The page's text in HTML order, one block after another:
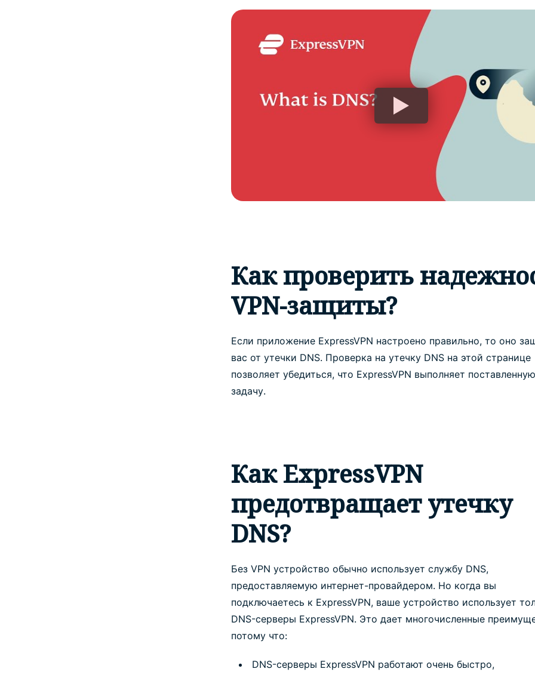
Как проверить
VPN-защиты?
Если приложение ExpressVPN настроено правильно, то оно
вас от утечки DNS. Проверка на утечку DNS на этой странице
позволяет убедиться, что ExpressVPN выполняет поставленную
задачу.
Как ExpressVPN
предотвращает утечку
DNS?
Без VPN устройство обычно использует службу DNS,
предоставляемую интернет-провайдером. Но когда вы
подключаетесь к ExpressVPN, ваше устройство использует
DNS-серверы ExpressVPN. Это дает многочисленные
потому что:
DNS-серверы ExpressVPN работают очень быстро,